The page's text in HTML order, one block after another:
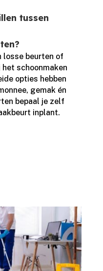
tussen
beurten of
schoonmaken
opties hebben
gemak én
bepaal je zelf
inplant.​